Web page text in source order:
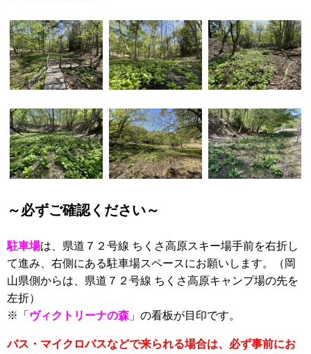
～必ずご確認ください～
駐車場は、県道７２号線 ちくさ高原スキー場手前を右折し
て進み、右側にある駐車場スペースにお願いします。（岡
山県側からは、県道７２号線 ちくさ高原キャンプ場の先を
左折）
※「 ヴィクトリーナの森 」の看板が目印です。
バス・マイクロバスなどで来られる場合は、必ず事前にお